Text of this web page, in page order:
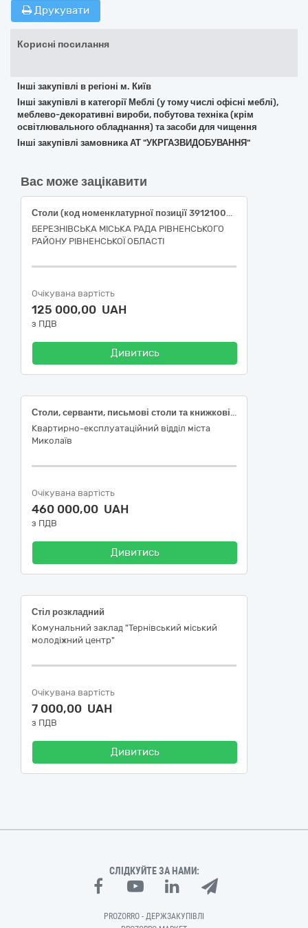
Друкувати
Корисні посилання
Інші закупівлі в регіоні м. Київ
Інші закупівлі в категорії Меблі (у тому числі офісні меблі),
меблево-декоративні вироби, побутова техніка (крім
освітлювального обладнання) та засоби для чищення
Інші закупівлі замовника АТ "УКРГАЗВИДОБУВАННЯ"
Вас може зацікавити
Столи (код номенклатурної позиції 39121000-6 Письмові та інші столи)
БЕРЕЗНІВСЬКА МІСЬКА РАДА РІВНЕНСЬКОГО
РАЙОНУ РІВНЕНСЬКОЇ ОБЛАСТІ
Очікувана вартість
125 000,00 UAH
з ПДВ
Дивитись
Столи, серванти, письмові столи та книжкові шафи (стіл письмовий без тумб)
Квартирно-екс­плу­а­та­цій­ний відділ міста
Миколаїв
Очікувана вартість
460 000,00 UAH
з ПДВ
Дивитись
Стіл розкладний
Комунальний заклад "Тернівський міський
молодіжний центр"
Очікувана вартість
7 000,00 UAH
з ПДВ
Дивитись
СЛІДКУЙТЕ ЗА НАМИ:
PROZORRO - ДЕРЖЗАКУПІВЛІ